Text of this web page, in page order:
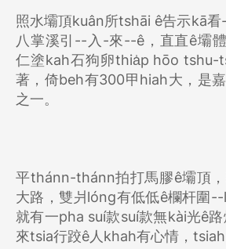
照水壩頂kuân所tshāi ê告示kā
八掌溪引--入-來--ê，直直ê壩
仁塗kah石狗卵thia̍p hōo tshu-
著，倚beh有300甲hiah大，是
之一。
平thánn-thánn拍打馬膠ê壩頂
大路，雙爿lóng有低低ê欄杆圍
就有一pha suí款suí款無kài光ê
來tsia行跤ê人khah有心情，tsiah